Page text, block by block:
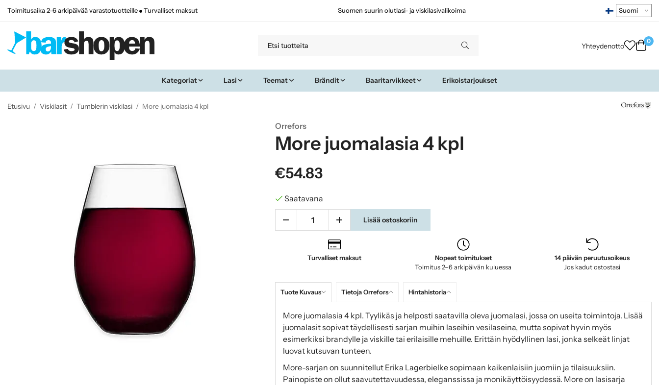
Toimitusaika 2-6 arkipäivää varastotuotteille Turvalliset maksut Suomen suurin olutlasi- ja viskilasivalikoima
Yhteydenotto
0
Kategoriat Lasi Teemat Brändit Baaritarvikkeet Erikoistarjoukset
Etusivu / Viskilasit / Tumblerin viskilasi / More juomalasia 4 kpl
Orrefors
More juomalasia 4 kpl
€54.83
Saatavana
Lisää ostoskoriin
Turvalliset maksut
Nopeat toimitukset
Toimitus 2–6 arkipäivän kuluessa
14 päivän peruutusoikeus
Jos kadut ostostasi
Tuote Kuvaus Tietoja Orrefors Hintahistoria
More juomalasia 4 kpl. Tyylikäs ja helposti saatavilla oleva juomalasi, jossa on useita toimintoja. Lisää
juomalasit sopivat täydellisesti sarjan muihin laseihin vesilaseina, mutta sopivat hyvin myös
esimerkiksi brandylle ja viskille tai erilaisille mehuille. Erittäin hyödyllinen lasi, jonka selkeät linjat
luovat kutsuvan tunteen.
More-sarjan on suunnitellut Erika Lagerbielke sopimaan kaikenlaisiin juomiin ja tilaisuuksiin.
Painopiste on ollut saavutettavuudessa, eleganssissa ja monikäyttöisyydessä. More on lasisarja